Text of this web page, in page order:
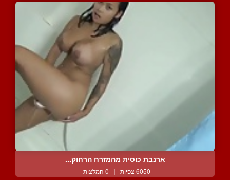
ארנבת כוסית מהמזרח הרחוק...
6050 צפיות | 0 המלצות